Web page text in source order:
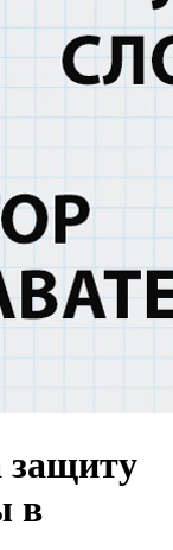
защиту
в